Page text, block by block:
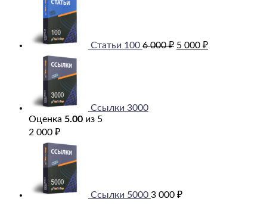
Статьи 100 6 000₽ 000 ₽.
5 000 ₽
Ссылки 3000
Оценка 5.00 из 5
2 000 ₽
Ссылки 5000 3 000 ₽